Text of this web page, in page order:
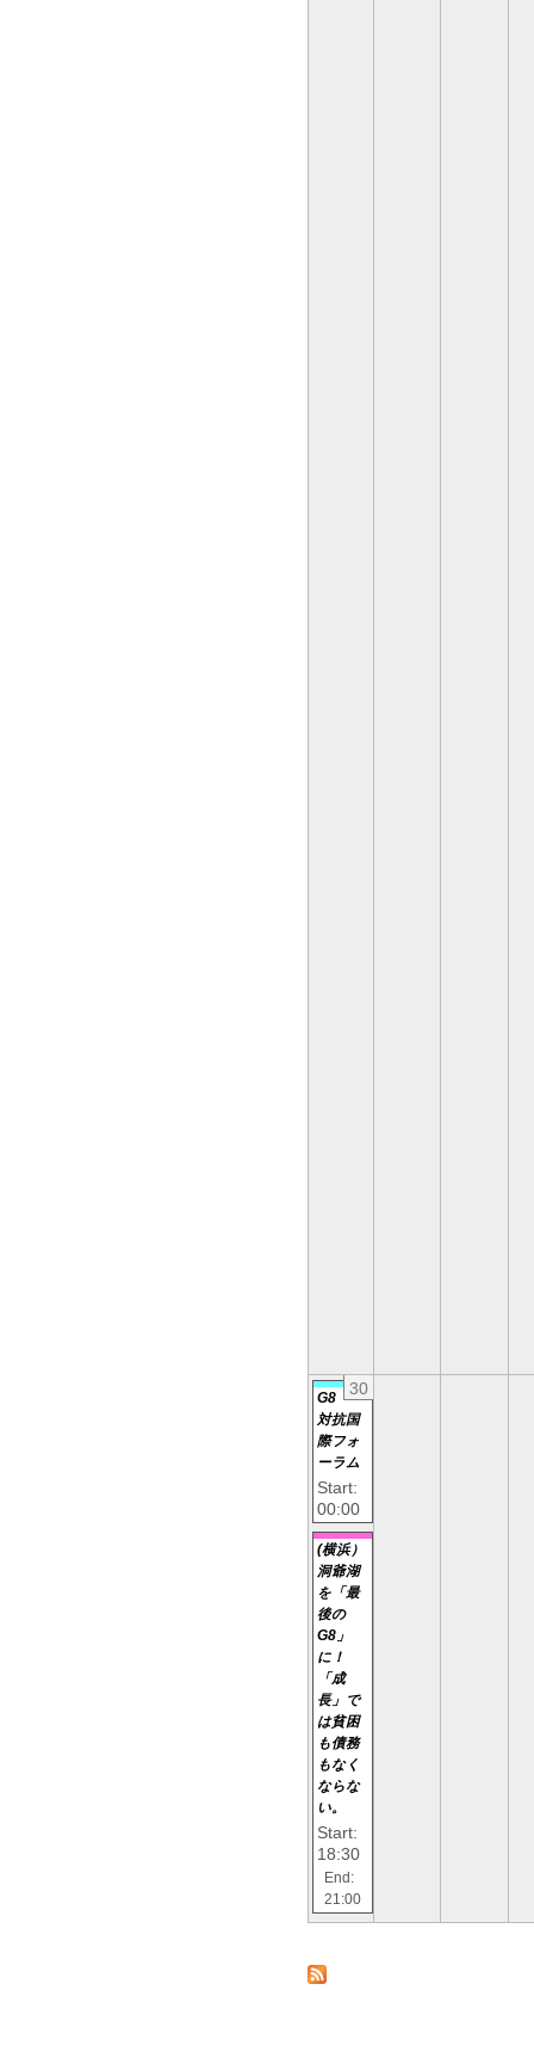
30
G8
対抗国
際フォ
ーラム
Start:
00:00
(横浜）
洞爺湖
を「最
後の
G8」
に！
「成
長」で
は貧困
も債務
もなく
ならな
い。
Start:
18:30
End:
21:00